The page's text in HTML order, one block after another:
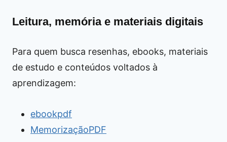
Leitura, memória e materiais digitais
Para quem busca resenhas, ebooks, materiais
de estudo e conteúdos voltados à
aprendizagem:
ebookpdf
MemorizaçãoPDF